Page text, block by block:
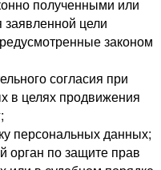
полученными или
цели
законом
согласия при
в целях продвижения
персональных данных;
орган по защите прав